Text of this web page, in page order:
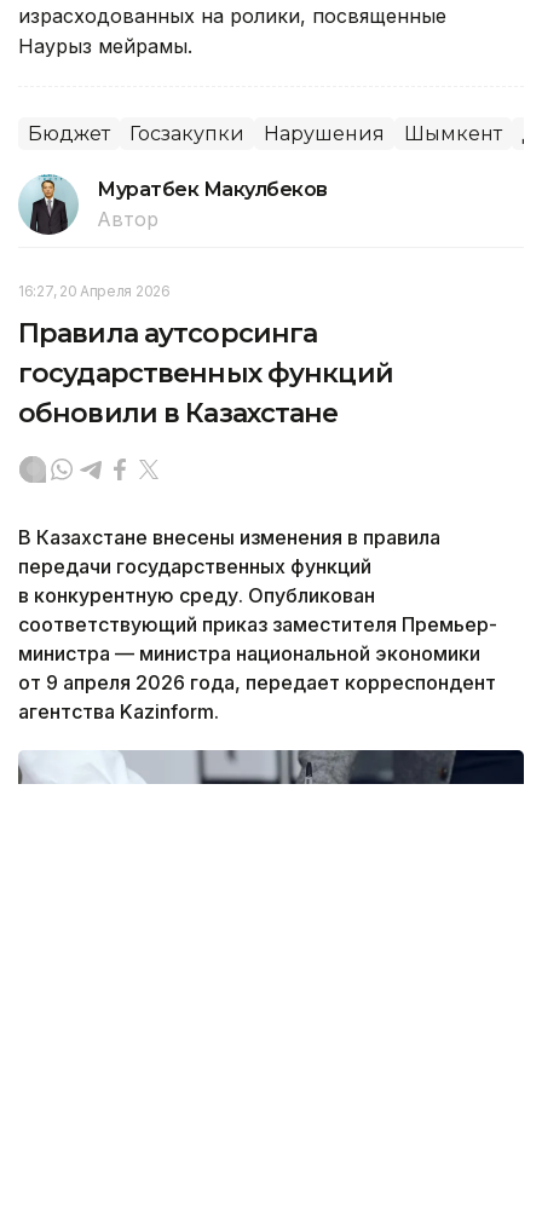
израсходованных на ролики, посвященные
Наурыз мейрамы.
Бюджет Госзакупки Нарушения Шымкент
Муратбек Макулбеков
Автор
16:27, 20 Апреля 2026
Правила аутсорсинга
государственных функций
обновили в Казахстане
В Казахстане внесены изменения в правила
передачи государственных функций
в конкурентную среду. Опубликован
соответствующий приказ заместителя Премьер-
министра — министра национальной экономики
от 9 апреля 2026 года, передает корреспондент
агентства Kazinform.